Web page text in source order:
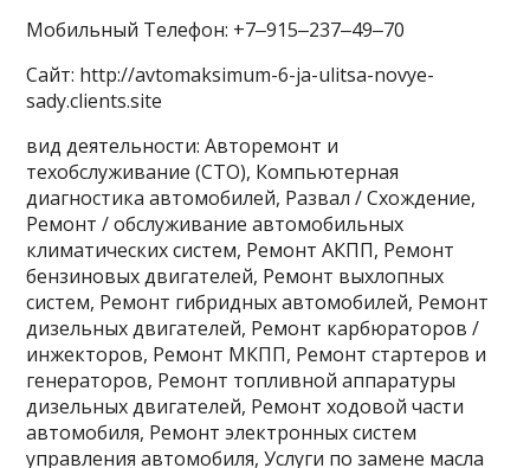
Мобильный Телефон: +7‒915‒237‒49‒70
Сайт: http://avtomaksimum-6-ja-ulitsa-novye-
sady.clients.site
вид деятельности: Авторемонт и
техобслуживание (СТО), Компьютерная
диагностика автомобилей, Развал / Схождение,
Ремонт / обслуживание автомобильных
климатических систем, Ремонт АКПП, Ремонт
бензиновых двигателей, Ремонт выхлопных
систем, Ремонт гибридных автомобилей, Ремонт
дизельных двигателей, Ремонт карбюраторов /
инжекторов, Ремонт МКПП, Ремонт стартеров и
генераторов, Ремонт топливной аппаратуры
дизельных двигателей, Ремонт ходовой части
автомобиля, Ремонт электронных систем
управления автомобиля, Услуги по замене масла